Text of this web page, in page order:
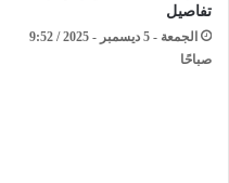
تفاصيل
الجمعة - 5 ديسمبر - 2025 / 9:52
صباحًا